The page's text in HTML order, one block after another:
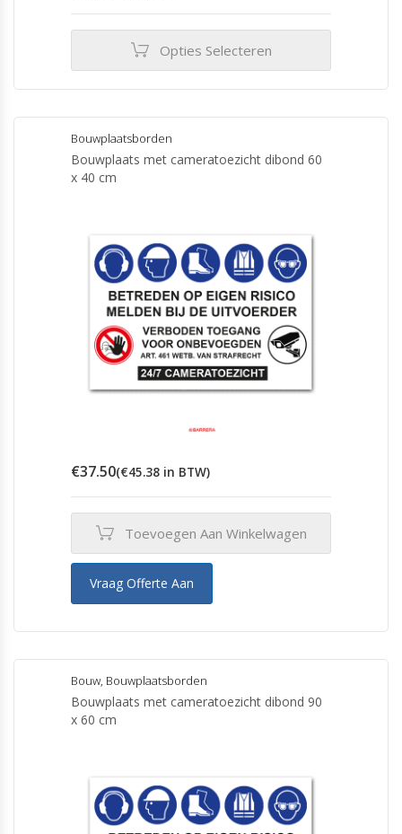
€245.00
Opties Selecteren
heeft
meerdere
variaties.
Deze
optie
worden
productpagina
Bouwplaatsborden
Bouwplaats met cameratoezicht dibond 60
x 40 cm
€37.50(€45.38 in BTW)
Toevoegen Aan Winkelwagen
Vraag Offerte Aan
Bouw, Bouwplaatsborden
Bouwplaats met cameratoezicht dibond 90
x 60 cm